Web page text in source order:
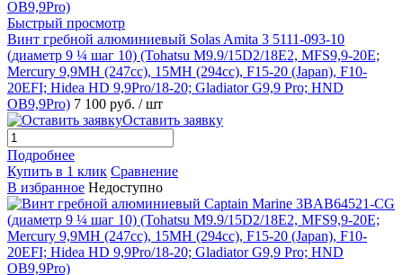
Быстрый просмотр
Винт гребной алюминиевый Solas Amita 3 5111-093-10
(диаметр 9 ¼ шаг 10) (Tohatsu M9.9/15D2/18E2, MFS9,9-20E;
Mercury 9,9MH (247cc), 15MH (294cc), F15-20 (Japan), F10-
20EFI; Hidea HD 9,9Pro/18-20; Gladiator G9,9 Pro; HND
OB9,9Pro) 7 100 руб. / шт
Оставить заявку
Подробнее
Купить в 1 клик Сравнение
В избранное Недоступно